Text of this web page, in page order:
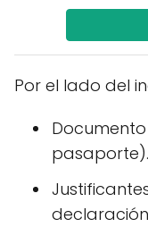
Por el lado del
Documento
pasaporte).